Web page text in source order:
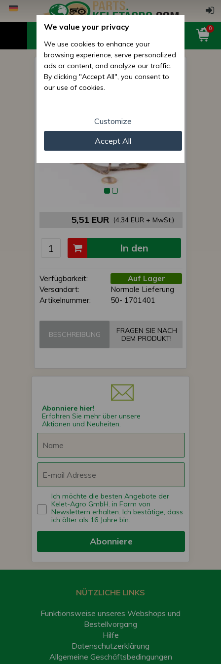
0
MTS Öl-Streuscheiben
(Gangschaltung) original
5,51 EUR (4,34 EUR + MwSt.)
Verfügbarkeit:
Auf Lager
Versandart:
Normale Lieferung
Artikelnummer:
50- 1701401
In den
Einkaufswagen
BESCHREIBUNG
FRAGEN SIE NACH
DEM PRODUKT!
Abonniere hier!
Erfahren Sie mehr über unsere
Aktionen und Neuheiten.
Ich möchte die besten Angebote der
Kelet-Agro GmbH. in Form von
Newslettern erhalten. Ich bestätige, dass
ich älter als 16 Jahre bin.
Abonniere
NÜTZLICHE LINKS
Funktionsweise unseres Webshops und
Bestellvorgang
Hilfe
Datenschutzerklärung
Allgemeine Geschäftsbedingungen
We value your privacy
We use cookies to enhance your
browsing experience, serve personalized
ads or content, and analyze our traffic.
By clicking "Accept All", you consent to
our use of cookies.
Customize
Accept All